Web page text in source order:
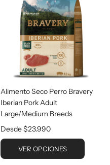
Alimento Seco Perro Bravery
Iberian Pork Adult
Large/Medium Breeds
Desde$23.990
VER OPCIONES